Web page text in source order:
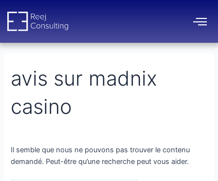
contenu
avis sur madnix
casino
Il semble que nous ne pouvons pas trouver le contenu
demandé. Peut-être qu’une recherche peut vous aider.